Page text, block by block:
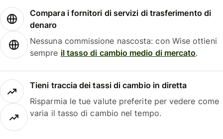
Compara i fornitori di servizi di trasferimento di
denaro
Nessuna commissione nascosta: con Wise ottieni
sempre il tasso di cambio medio di mercato.
Tieni traccia dei tassi di cambio in diretta
Risparmia le tue valute preferite per vedere come
varia il tasso di cambio nel tempo.